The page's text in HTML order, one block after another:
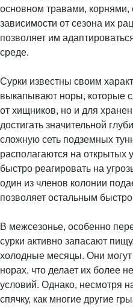
основном травами,
зависимости от сезона их
позволяет им
среде.
Сурки известны своим
выкапывают норы, которые
от хищников, но и для
достигать значительной
сложную сеть подземных
располагаются на открытых
быстро реагировать на
один из членов колонии
позволяет остальным
В межсезонье, особенно
сурки активно запасают
холодные месяцы. Они могут
норах, что делает их более
условий. Однако, несмотря
спячку, как многие другие